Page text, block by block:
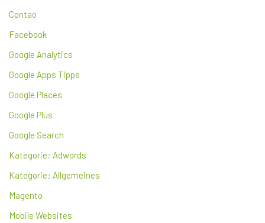
Contao
Facebook
Google Analytics
Google Apps Tipps
Google Places
Google Plus
Google Search
Kategorie: Adwords
Kategorie: Allgemeines
Magento
Mobile Websites